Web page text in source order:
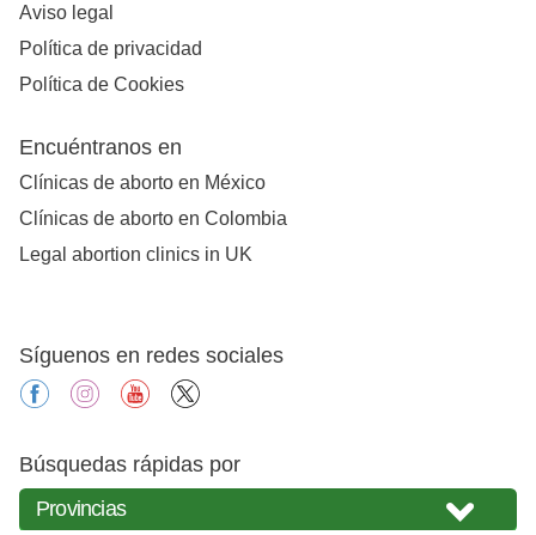
Aviso legal
Política de privacidad
Política de Cookies
Encuéntranos en
Clínicas de aborto en México
Clínicas de aborto en Colombia
Legal abortion clinics in UK
Síguenos en redes sociales
facebookinstagramyoutube
Búsquedas rápidas por